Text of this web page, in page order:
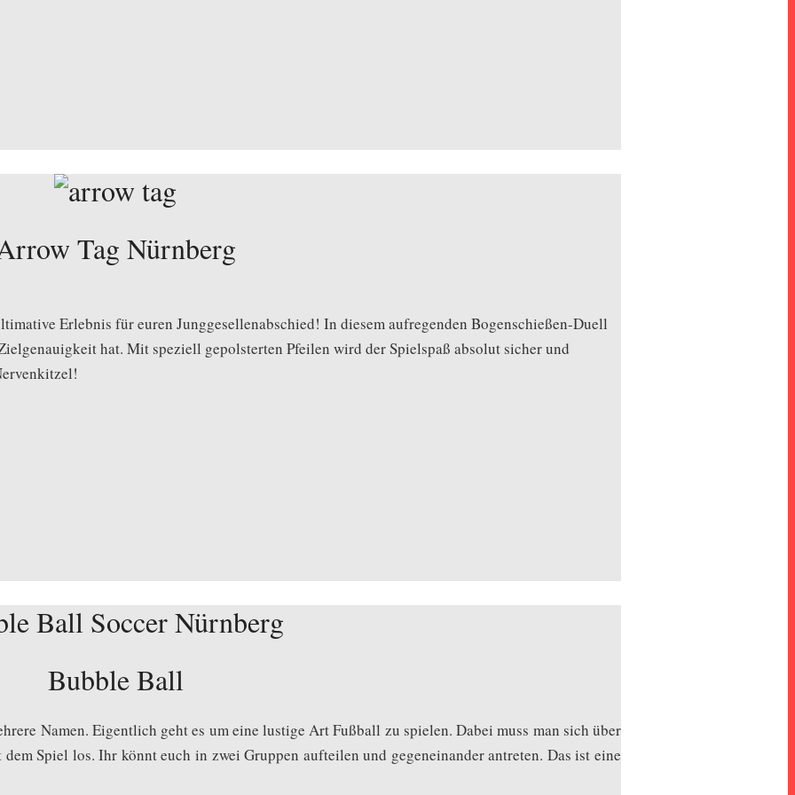
Tag Nürnberg
Erlebnis für euren Junggesellenabschied! In diesem aufregenden Bogenschießen-Duell
hat. Mit speziell gepolsterten Pfeilen wird der Spielspaß absolut sicher und
Bubble Ball
Namen. Eigentlich geht es um eine lustige Art Fußball zu spielen. Dabei muss man sich über
Spiel los. Ihr könnt euch in zwei Gruppen aufteilen und gegeneinander antreten. Das ist eine